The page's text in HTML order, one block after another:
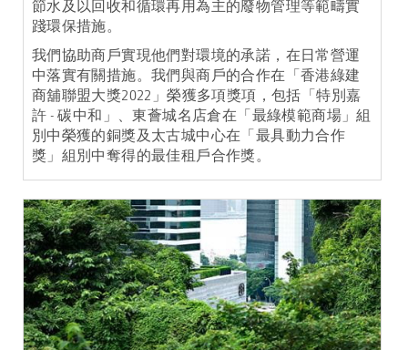
節水及以回收和循環再用為主的廢物管理等範疇實
踐環保措施。
我們協助商戶實現他們對環境的承諾，在日常營運
中落實有關措施。我們與商戶的合作在「香港綠建
商舖聯盟大獎2022」榮獲多項獎項，包括「特別嘉
許 - 碳中和」、東薈城名店倉在「最綠模範商場」組
別中榮獲的銅獎及太古城中心在「最具動力合作
獎」組別中奪得的最佳租戶合作獎。